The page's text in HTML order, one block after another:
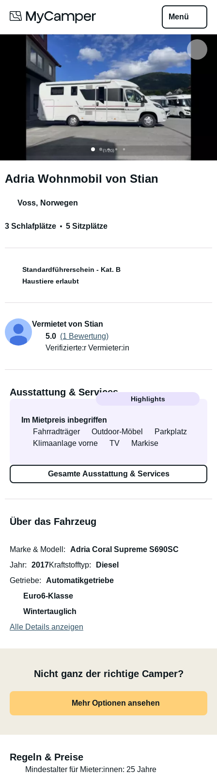
Menü
Adria Wohnmobil von Stian
Voss, Norwegen
3 Schlafplätze 5 Sitzplätze
Standardführerschein - Kat. B
Haustiere erlaubt
Vermietet von Stian
5.0 (1 Bewertung)
Verifizierte:r Vermieter:in
Ausstattung & Services
Highlights
Im Mietpreis inbegriffen
Fahrradträger
Outdoor-Möbel
Parkplatz
Klimaanlage vorne
TV Markise
Gesamte Ausstattung & Services
Über das Fahrzeug
Marke & Modell
Adria Coral Supreme S690SC
Jahr
2017Kraftstofftyp
Diesel
Getriebe
Automatikgetriebe
Euro6-Klasse
Wintertauglich
Alle Details anzeigen
Nicht ganz der richtige Camper?
Mehr Optionen ansehen
Regeln & Preise
Mindestalter für Mieter:innen: 25 Jahre